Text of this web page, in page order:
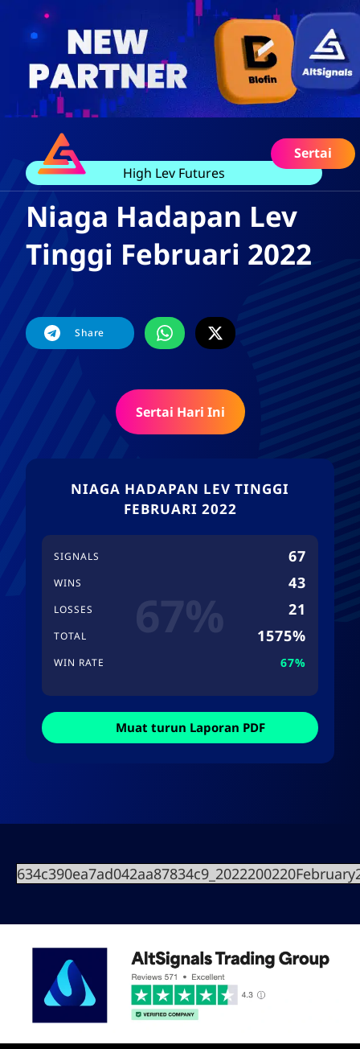
Sertai
High Lev Futures
Niaga Hadapan Lev
Tinggi Februari 2022
Share
Sertai Hari Ini
NIAGA HADAPAN LEV TINGGI
FEBRUARI 2022
SIGNALS 67
WINS 43
LOSSES 21
TOTAL 1575%
WIN RATE 67%
Muat turun Laporan PDF